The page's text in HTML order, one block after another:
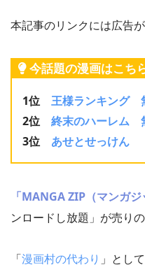
本記事のリンクには広告が
今話題の漫画はこち
1位 王様ランキング
2位 終末のハーレム
3位 あせとせっけん
「MANGA ZIP（マンガジ
ンロードし放題」が売り
「漫画村の代わり 」とし